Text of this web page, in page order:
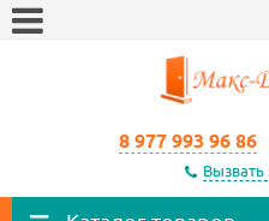
8 977 993 96 86